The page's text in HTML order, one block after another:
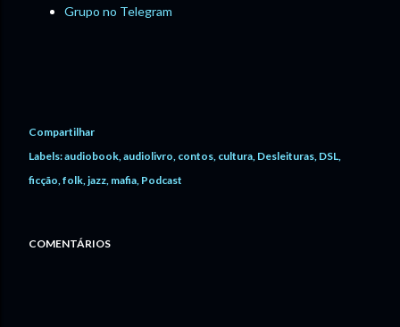
Grupo no Telegram
Compartilhar
Labels:audiobook audiolivro contos cultura Desleituras DSL
ficção folk jazz mafia Podcast
COMENTÁRIOS